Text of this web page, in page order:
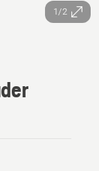
1/2